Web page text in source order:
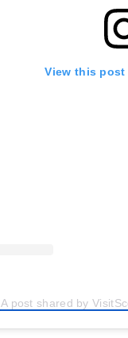
View this post
A post shared by